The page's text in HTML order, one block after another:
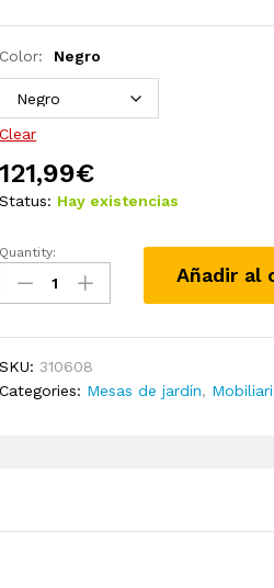
Color: Negro
Clear
121,99€
Status: Hay existencias
Mesa
jardín
y
ratán
Quantity:
Añadir al
SKU:310608
Categories: Mesas de jardín,